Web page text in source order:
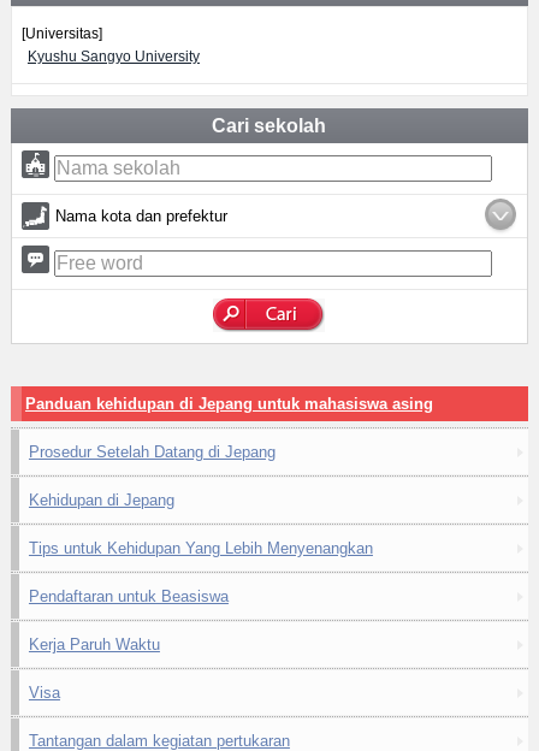
[Universitas]
Kyushu Sangyo University
Cari sekolah
Nama kota dan prefektur
Panduan kehidupan di Jepang untuk mahasiswa asing
Prosedur Setelah Datang di Jepang
Kehidupan di Jepang
Tips untuk Kehidupan Yang Lebih Menyenangkan
Pendaftaran untuk Beasiswa
Kerja Paruh Waktu
Visa
Tantangan dalam kegiatan pertukaran